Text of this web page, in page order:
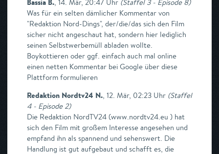
Bassia B., 14. Mär, 20:47 Uhr (Staffel 3 - Episode 8)
Was für ein selten dämlicher Kommentar von
"Redaktion Nord-Dings", der/die/das sich den Film
sicher nicht angeschaut hat, sondern hier lediglich
seinen Selbstwerbemüll abladen wollte.
Boykottieren oder ggf. einfach auch mal online
einen netten Kommentar bei Google über diese
Plattform formulieren
Redaktion Nordtv24 N., 12. Mär, 02:23 Uhr (Staffel
4 - Episode 2)
Die Redaktion NordTV24 (www.nordtv24.eu ) hat
sich den Film mit großem Interesse angesehen und
empfand ihn als spannend und sehenswert. Die
Handlung ist gut aufgebaut und schafft es, die